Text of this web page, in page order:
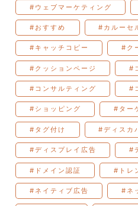
#ウェブマーケティング
#おすすめ #カルーセ
#キャッチコピー #ク
#クッションページ #
#コンサルティング #
#ショッピング #ター
#タグ付け #ディスカ
#ディスプレイ広告 #
#ドメイン認証 #トレ
#ネイティブ広告 #ネ